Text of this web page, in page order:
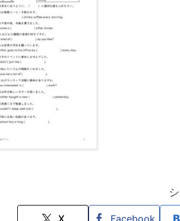
X Facebook